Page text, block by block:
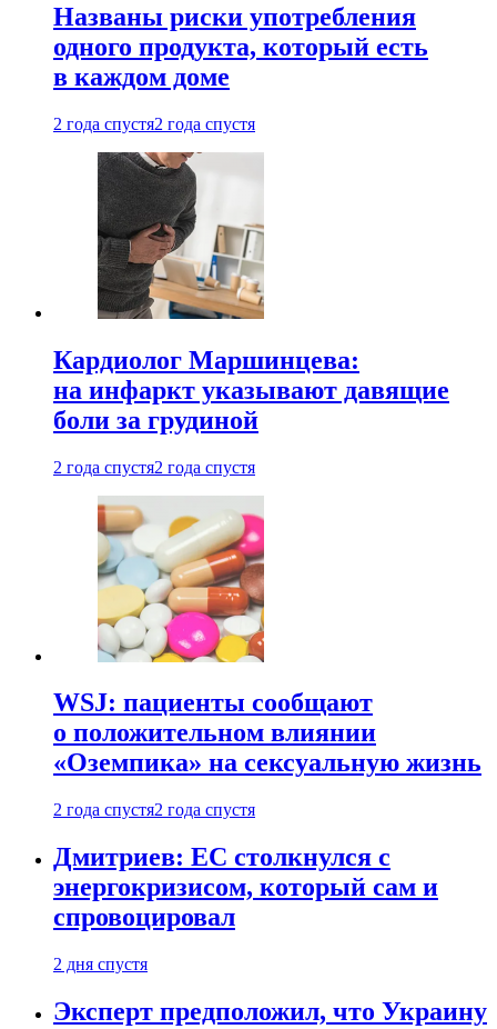
Названы риски употребления
одного продукта, который есть
в каждом доме
2 года спустя2 года спустя
Кардиолог Маршинцева:
на инфаркт указывают давящие
боли за грудиной
2 года спустя2 года спустя
WSJ: пациенты сообщают
о положительном влиянии
«Оземпика» на сексуальную жизнь
2 года спустя2 года спустя
Дмитриев: ЕС столкнулся с
энергокризисом, который сам и
спровоцировал
2 дня спустя
Эксперт предположил, что Украину